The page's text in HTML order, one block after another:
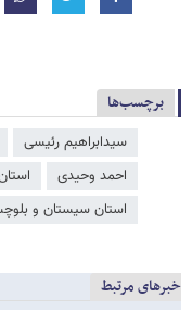
برچسب‌ها
سیدابراهیم رئیسی
احمد وحیدی
استان سیستان و
خبرهای مرتبط